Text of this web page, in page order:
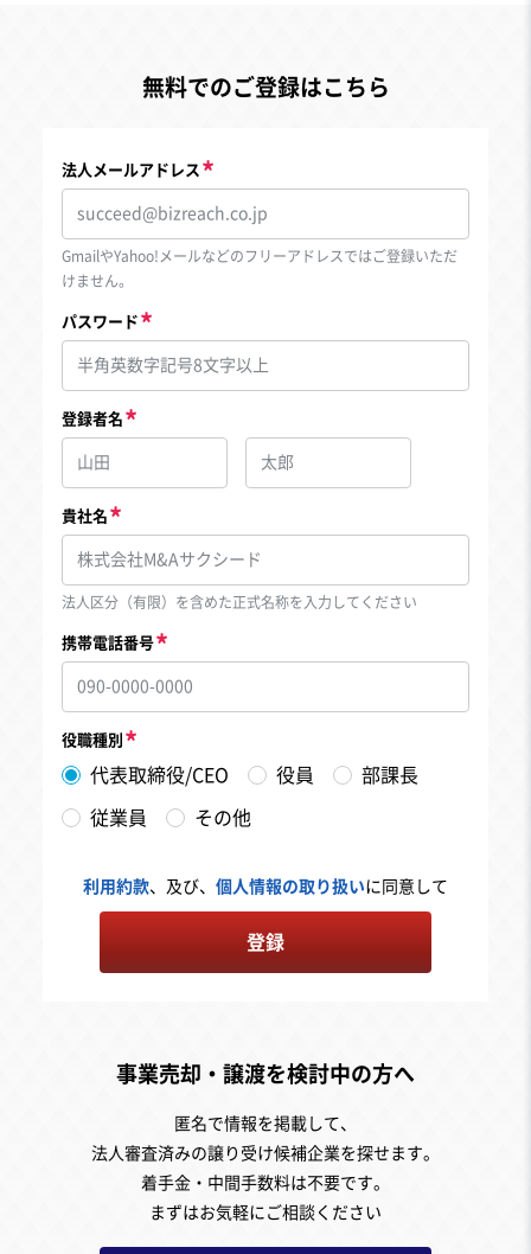
無料でのご登録はこちら
法人メールアドレス
GmailやYahoo!メールなどのフリーアドレスではご登録いただ
けません。
パスワード
登録者名
貴社名
法人区分（有限）を含めた正式名称を入力してください
携帯電話番号
役職種別
代表取締役/CEO 役員 部課長
従業員 その他
利用約款、及び、 個人情報の取り扱いに同意して
登録
事業売却・譲渡を検討中の方へ
匿名で情報を掲載して、
法人審査済みの譲り受け候補企業を探せます。
着手金・中間手数料は不要です。
まずはお気軽にご相談ください